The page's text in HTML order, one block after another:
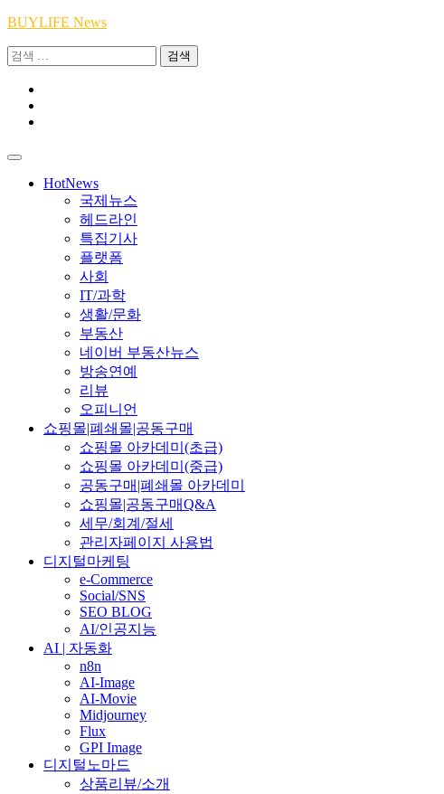
Skip
content
BUYLIFE News
검
HotNews
국제뉴스
헤드라인
특집기사
플랫폼
사회
IT/과학
생활/문화
부동산
네이버 부동산뉴스
방송연예
리뷰
오피니언
쇼핑몰|폐쇄몰|공동구매
쇼핑몰 아카데미(초급)
쇼핑몰 아카데미(중급)
공동구매|폐쇄몰 아카데미
쇼핑몰|공동구매Q&A
세무/회계/절세
관리자페이지 사용법
디지털마케팅
e-Commerce
Social/SNS
SEO BLOG
AI/인공지능
AI | 자동화
n8n
AI-Image
AI-Movie
Midjourney
Flux
GPI Image
디지털노마드
상품리뷰/소개